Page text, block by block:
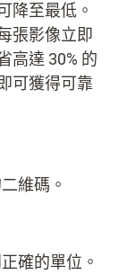
降至最低。
張影像立即
高達 30% 的
可獲得可靠
維碼。
確的單位。